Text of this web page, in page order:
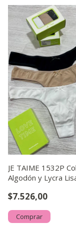
JE TAIME 1532P
Algodón y Lycra
$7.526,00
Comprar